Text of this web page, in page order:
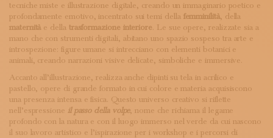
tecniche miste e illustrazione digitale, creando un immaginario poetico e
profondamente emotivo, incentrato sui temi della femminilità, della
maternitàe della trasformazione interiore. Le sue opere, realizzate sia a
mano che con strumenti digitali, abitano uno spazio sospeso tra arte e
introspezione: figure umane si intrecciano con elementi botanici e
animali, creando narrazioni visive delicate, simboliche e immersive.
Accanto all’illustrazione, realizza anche dipinti su tela in acrilico e
pastello, opere di grande formato in cui colore e materia acquisiscono
una presenza intensa e fisica. Questo universo creativo si riflette
nell’espressione il passo della volpe, nome che richiama il legame
profondo con la natura e con il luogo immerso nel verde da cui nascono
il suo lavoro artistico e l’ispirazione per i workshop e i percorsi di